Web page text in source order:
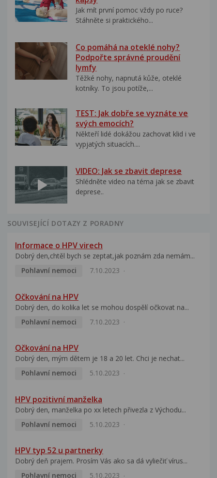
Jak mít první pomoc vždy po ruce?
Stáhněte si praktického...
Co pomáhá na oteklé nohy?
Podpořte správné proudění
lymfy
Těžké nohy, napnutá kůže, oteklé
kotníky. To jsou potíže,...
TEST: Jak dobře se vyznáte ve
svých emocích?
Někteří lidé dokážou zachovat klid i ve
vypjatých situacích....
VIDEO: Jak se zbavit deprese
Shlédněte video na téma jak se zbavit
deprese..
SOUVISEJÍCÍ DOTAZY Z PORADNY
Informace o HPV virech
Dobrý den,chtěl bych se zeptat,jak poznám zda nemám...
Pohlavní nemoci
7.10.2023
Očkování na HPV
Dobrý den, do kolika let se mohou dospělí očkovat na...
Pohlavní nemoci
7.10.2023
Očkování na HPV
Dobrý den, mým dětem je 18 a 20 let. Chci je nechat...
Pohlavní nemoci
5.10.2023
HPV pozitivní manželka
Dobrý den, manželka po xx letech přivezla z Východu...
Pohlavní nemoci
5.10.2023
HPV typ 52 u partnerky
Dobrý deň prajem. Prosím Vás ako sa dá vyliečiť vírus...
Pohlavní nemoci
5.10.2023